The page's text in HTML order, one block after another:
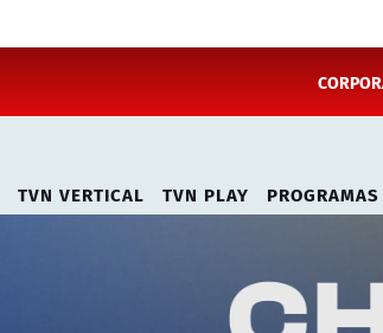
TVN VERTICAL TVN PLAY PROGRAMAS